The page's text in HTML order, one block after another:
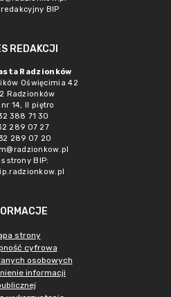
redakcyjny BIP
REDAKCJI
Radzionków
Oświęcimia 42
Radzionków
14, II piętro
388 71 30
289 07 27
289 07 20
strony BIP:
strony
cyfrowa
osobowych
informacji